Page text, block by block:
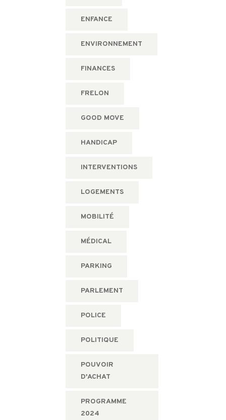
ENFANCE
ENVIRONNEMENT
FINANCES
FRELON
GOOD MOVE
HANDICAP
INTERVENTIONS
LOGEMENTS
MOBILITÉ
MÉDICAL
PARKING
PARLEMENT
POLICE
POLITIQUE
POUVOIR
D'ACHAT
PROGRAMME
2024